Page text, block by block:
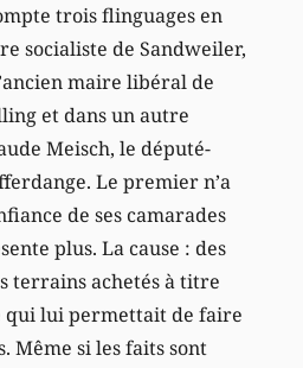
trois flinguages en
socialiste de Sandweiler,
maire libéral de
et dans un autre
Meisch, le député-
Le premier n’a
de ses camarades
plus. La cause : des
terrains achetés à titre
qui lui permettait de faire
Même si les faits sont